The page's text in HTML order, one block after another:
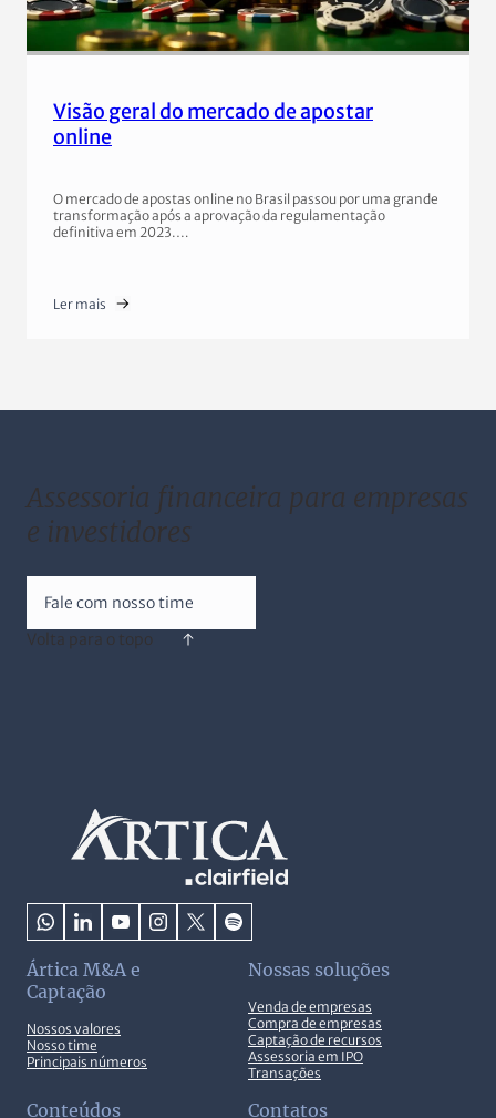
Visão geral do mercado de apostar
online
O mercado de apostas online no Brasil passou por uma grande
transformação após a aprovação da regulamentação
definitiva em 2023.…
Ler mais
Assessoria financeira para empresas
e investidores
Fale com nosso time
Volta para o topo
Ártica M&A e
Captação
Nossos valores
Nosso time
Principais números
Nossas soluções
Venda de empresas
Compra de empresas
Captação de recursos
Assessoria em IPO
Transações
Conteúdos Contatos